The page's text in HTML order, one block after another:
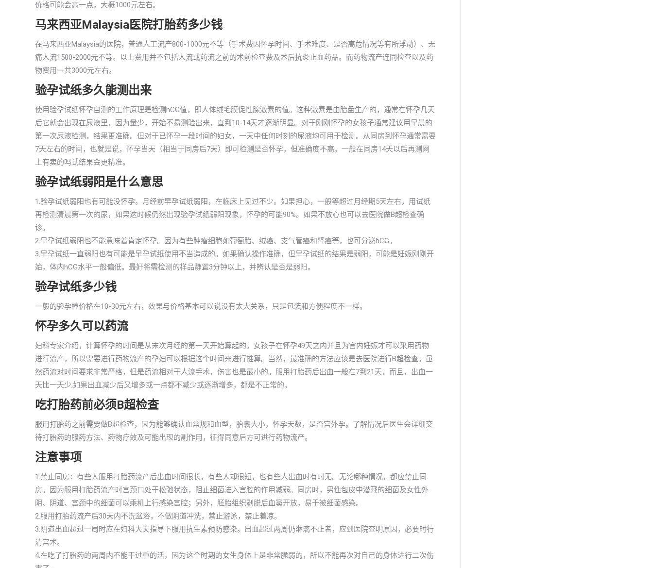
价格可能会高一点，大概1000元左右。
马来西亚Malaysia医院打胎药多少钱
在马来西亚Malaysia的医院，普通人工流产800-1000元不等（手术费因怀孕时间、手术难度、是否高危情况等有所浮动）、无
痛人流1500-2000元不等。以上费用并不包括人流或药流之前的术前检查费及术后抗炎止血药品。而药物流产连同检查以及药
物费用一共3000元左右。
验孕试纸多久能测出来
使用验孕试纸怀孕自测的工作原理是检测hCG值，即人体绒毛膜促性腺激素的值。这种激素是由胎盘生产的，通常在怀孕几天
后它就会出现在尿液里，因为量少，开始不易测验出来，直到10-14天才逐渐明显。对于刚刚怀孕的女孩子通常建议用早晨的
第一次尿液检测，结果更准确。但对于已怀孕一段时间的妇女，一天中任何时刻的尿液均可用于检测。从同房到怀孕通常需要
7天左右的时间，也就是说，怀孕当天（相当于同房后7天）即可检测是否怀孕，但准确度不高。一般在同房14天以后再测网
上有卖的吗试结果会更精准。
验孕试纸弱阳是什么意思
1.验孕试纸弱阳也有可能没怀孕。月经前早孕试纸弱阳，在临床上见过不少。如果担心，一般等超过月经期5天左右，用试纸
再检测清晨第一次的尿，如果这时候仍然出现验孕试纸弱阳现象，怀孕的可能90%。如果不放心也可以去医院做B超检查确
诊。
2.早孕试纸弱阳也不能意味着肯定怀孕。因为有些肿瘤细胞如葡萄胎、绒癌、支气管癌和肾癌等，也可分泌hCG。
3.早孕试纸一直弱阳也有可能是早孕试纸使用不当造成的。如果确认操作准确，但早孕试纸的结果是弱阳，可能是妊娠刚刚开
始，体内hCG水平一般偏低。最好将需检测的样品静置3分钟以上，并辨认是否是弱阳。
验孕试纸多少钱
一般的验孕棒价格在10-30元左右，效果与价格基本可以说没有太大关系，只是包装和方便程度不一样。
怀孕多久可以药流
妇科专家介绍，计算怀孕的时间是从末次月经的第一天开始算起的，女孩子在怀孕49天之内并且为宫内妊娠才可以采用药物
进行流产，所以需要进行药物流产的孕妇可以根据这个时间来进行推算。当然，最准确的方法应该是去医院进行B超检查。虽
然药流对时间要求非常严格，但是药流相对于人流手术，伤害也是最小的。服用打胎药后出血一般在7到21天，而且，出血一
天比一天少;如果出血减少后又增多或一点都不减少或逐渐增多，都是不正常的。
吃打胎药前必须B超检查
服用打胎药之前需要做B超检查，因为能够确认血常规和血型，胎囊大小，怀孕天数，是否宫外孕。了解情况后医生会详细交
待打胎药的服药方法、药物疗效及可能出现的副作用，征得同意后方可进行药物流产。
注意事项
1.禁止同房：有些人服用打胎药流产后出血时间很长，有些人却很短，也有些人出血时有时无。无论哪种情况，都应禁止同
房。因为服用打胎药流产时宫颈口处于松弛状态，阻止细菌进入宫腔的作用减弱。同房时，男性包皮中潜藏的细菌及女性外
阴、阴道、宫颈中的细菌可以乘机上行感染宫腔；另外，胚胎组织剥脱后血窦开放，易于被细菌感染。
2.服用打胎药流产后30天内不洗盆浴，不做阴道冲洗，禁止游泳，禁止着凉。
3.阴道出血超过一周时应在妇科大夫指导下服用抗生素预防感染。出血超过两周仍淋漓不止者，应到医院查明原因，必要时行
清宫术。
4.在吃了打胎药的两周内不能干过重的活，因为这个时期的女生身体上是非常脆弱的，所以不能再次对自己的身体进行二次伤